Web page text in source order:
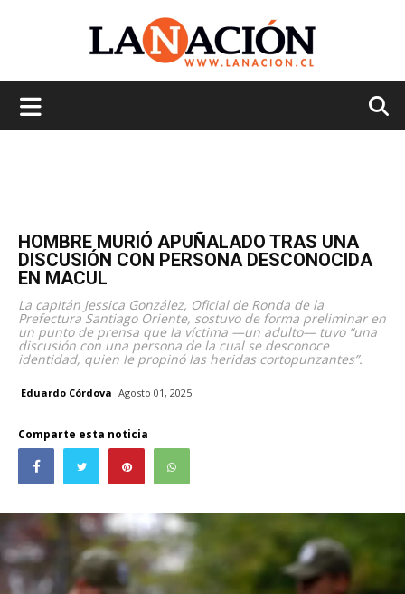
HOMBRE MURIÓ APUÑALADO TRAS UNA
DISCUSIÓN CON PERSONA DESCONOCIDA
EN MACUL
La capitán Jessica González, Oficial de Ronda de la
Prefectura Santiago Oriente, sostuvo de forma preliminar en
un punto de prensa que la víctima —un adulto— tuvo “una
discusión con una persona de la cual se desconoce
identidad, quien le propinó las heridas cortopunzantes”.
Eduardo Córdova Agosto 01, 2025
Comparte esta noticia